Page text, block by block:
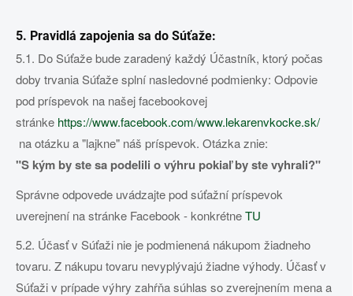
5. Pravidlá zapojenia sa do Súťaže:
5.1. Do Súťaže bude zaradený každý Účastník, ktorý počas
doby trvania Súťaže splní nasledovné podmienky: Odpovie
pod príspevok na našej facebookovej
stránke https://www.facebook.com/www.lekarenvkocke.sk/
na otázku a "lajkne" náš príspevok. Otázka znie:
"S kým by ste sa podelili o výhru pokiaľ by ste vyhrali?"
Správne odpovede uvádzajte pod súťažní príspevok
uverejnení na stránke Facebook - konkrétneTU
5.2. Účasť v Súťaži nie je podmienená nákupom žiadneho
tovaru. Z nákupu tovaru nevyplývajú žiadne výhody. Účasť v
Súťaži v prípade výhry zahŕňa súhlas so zverejnením mena a